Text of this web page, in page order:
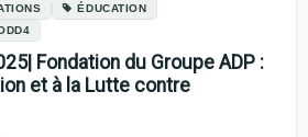
ÉDUCATION
Fondation du Groupe ADP :
et à la Lutte contre